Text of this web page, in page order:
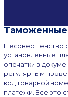
Таможенные
Несовершенство
установленные
опечатки в
регулярным
код товарной
платежи. Все это